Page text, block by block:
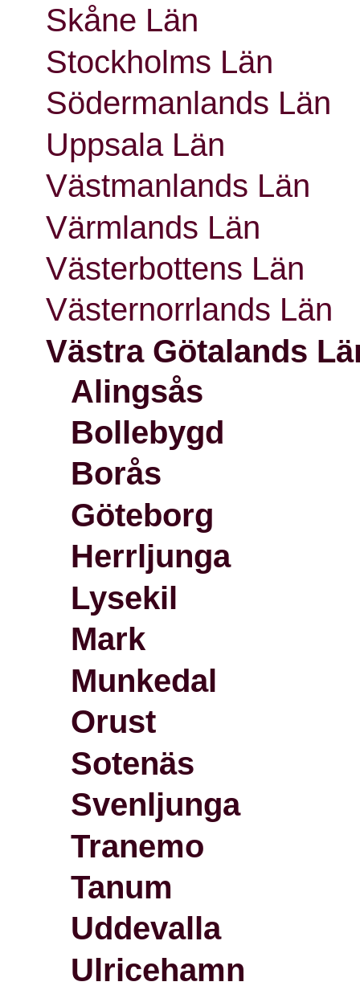
Skåne Län
Stockholms Län
Södermanlands Län
Uppsala Län
Västmanlands Län
Värmlands Län
Västerbottens Län
Västernorrlands Län
Västra Götalands
Alingsås
Bollebygd
Borås
Göteborg
Herrljunga
Lysekil
Mark
Munkedal
Orust
Sotenäs
Svenljunga
Tranemo
Tanum
Uddevalla
Ulricehamn